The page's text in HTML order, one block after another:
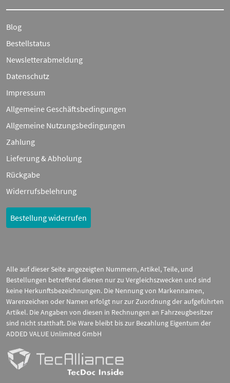
Blog
Bestellstatus
Newsletterabmeldung
Datenschutz
Impressum
Allgemeine Geschäftsbedingungen
Allgemeine Nutzungsbedingungen
Zahlung
Lieferung & Abholung
Rückgabe
Widerrufsbelehrung
Bestellung widerrufen
Alle auf dieser Seite angezeigten Nummern, Artikel, Teile, und
Bestellungen betreffend dienen nur zu Vergleichszwecken und sind
keine Herkunftsbezeichnungen. Die Nennung von Markennamen,
Warenzeichen oder Namen erfolgt nur zur Zuordnung der aufgeführten
Artikel. Die Angaben von diesen in Rechnungen an Fahrzeugbesitzer
sind nicht statthaft. Die Ware bleibt bis zur Bezahlung Eigentum der
ADDED VALUE Unlimited GmbH